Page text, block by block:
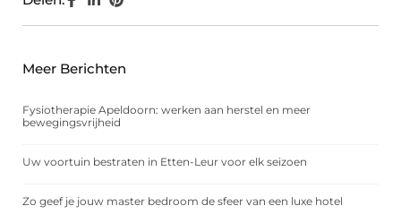
Meer Berichten
Fysiotherapie Apeldoorn: werken aan herstel en meer
bewegingsvrijheid
Uw voortuin bestraten in Etten-Leur voor elk seizoen
Zo geef je jouw master bedroom de sfeer van een luxe hotel